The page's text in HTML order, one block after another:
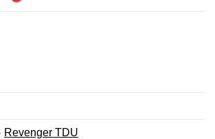
Revenger TDU